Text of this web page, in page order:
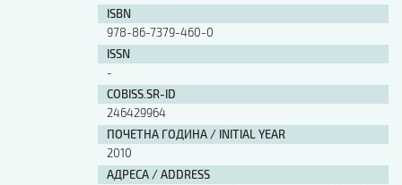
ISBN
978-86-7379-460-0
ISSN
-
COBISS.SR-ID
246429964
ПОЧЕТНА ГОДИНА / INITIAL YEAR
2010
АДРЕСА / ADDRESS